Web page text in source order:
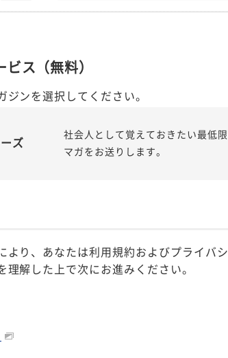
ス（無料）
ジンを選択してください。
ズ
社会人として覚えておきたい最低
マガをお送りします。
より、あなたは利用規約およびプライバ
理解した上で次にお進みください。